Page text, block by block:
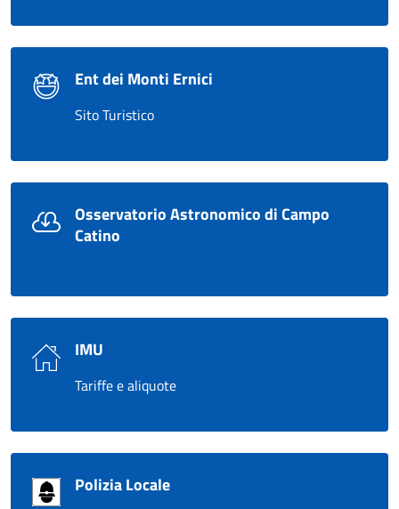
Ent dei Monti Ernici
Sito Turistico
Osservatorio Astronomico di Campo
Catino
IMU
Tariffe e aliquote
Polizia Locale